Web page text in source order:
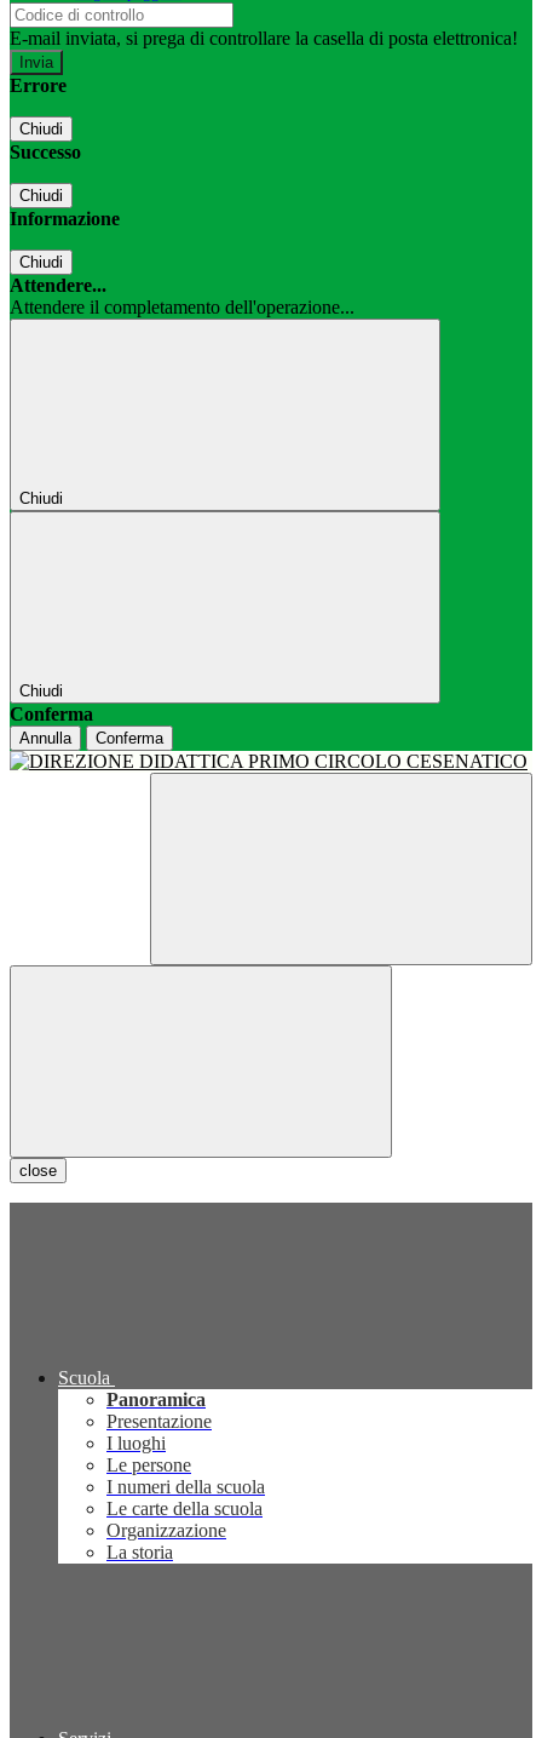
E-mail inviata, si prega di controllare la casella di posta elettronica!
Errore
Chiudi
Successo
Chiudi
Informazione
Chiudi
Attendere...
Attendere il completamento dell'operazione...
Chiudi
Chiudi
Conferma
Annulla Conferma
close
Scuola
Panoramica
Presentazione
I luoghi
Le persone
I numeri della scuola
Le carte della scuola
Organizzazione
La storia